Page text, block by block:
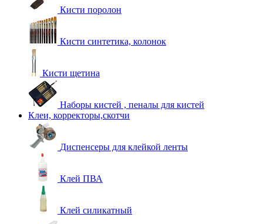
Кисти поролон
Кисти синтетика, колонок
Кисти щетина
Наборы кистей , пеналы для кистей
Клеи, корректоры,скотчи
Диспенсеры для клейкой ленты
Клей ПВА
Клей силикатный